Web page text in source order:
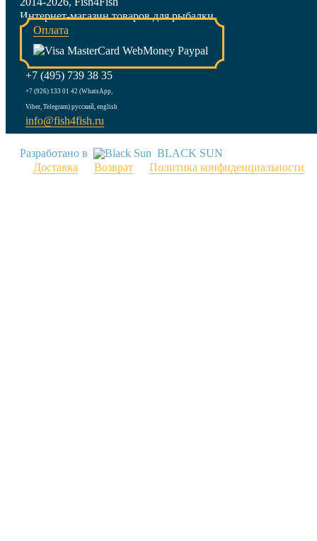
Интернет-магазин товаров для рыбалки
Оплата
+7 (495) 739 38 35
+7 (926) 133 01 42 (WhatsApp,
Viber, Telegram) русский, english
info@fish4fish.ru
Разработано в
BLACK SUN
Доставка
Возврат Политика конфиденциальности